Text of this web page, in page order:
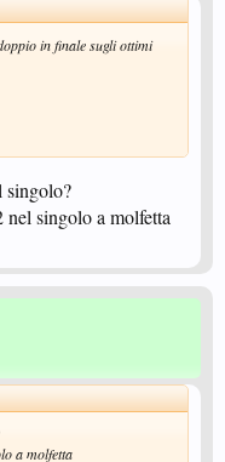
in finale sugli ottimi
singolo?
singolo a molfetta
a molfetta